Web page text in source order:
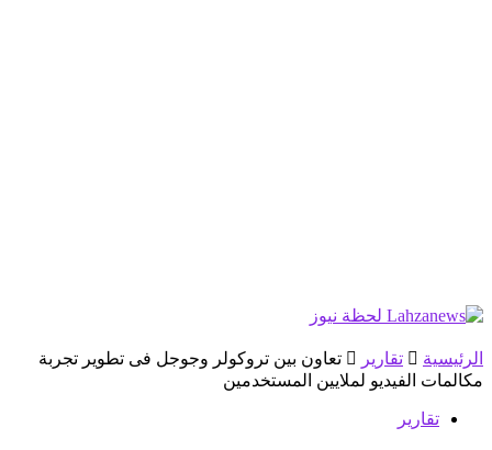
الرئيسية تقارير
تعاون بين تروكولر وجوجل فى تطوير تجربة
مكالمات الفيديو لملايين المستخدمين
تقارير